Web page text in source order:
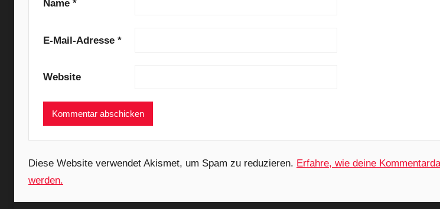
g
r
s
,
F
Name *
E-Mail-Adresse *
Website
Diese Website verwendet Akismet, um Spam zu reduzieren. Erfahre, wie deine
werden.